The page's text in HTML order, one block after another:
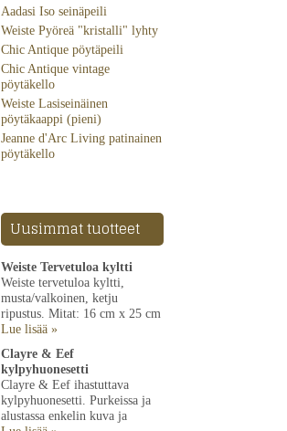
Aadasi Iso seinäpeili
Weiste Pyöreä "kristalli" lyhty
Chic Antique pöytäpeili
Chic Antique vintage
pöytäkello
Weiste Lasiseinäinen
pöytäkaappi (pieni)
Jeanne d'Arc Living patinainen
pöytäkello
Uusimmat tuotteet
Weiste Tervetuloa kyltti
Weiste tervetuloa kyltti,
musta/valkoinen, ketju
ripustus. Mitat: 16 cm x 25 cm
Lue lisää »
Clayre & Eef
kylpyhuonesetti
Clayre & Eef ihastuttava
kylpyhuonesetti. Purkeissa ja
alustassa enkelin kuva ja